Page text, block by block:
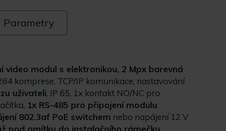
Parametry
modul s elektronikou, 2 Mpx barevná
komprese, TCP/IP komunikace, nastavování
uživateli, IP 65, 1x kontakt NO/NC pro
1x RS-485 pro připojení modulu
802.3af PoE switchem nebo napájení 12 V
pod omítku do instalačního rámečku,